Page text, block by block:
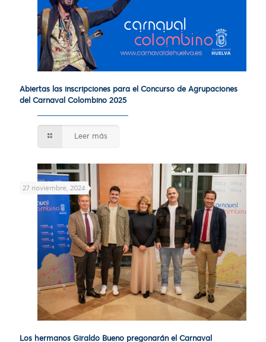
Abiertas las inscripciones para el Concurso de Agrupaciones
del Carnaval Colombino 2025
Leer más
27 noviembre, 2024
Los hermanos Giraldo Bueno pregonarán el Carnaval